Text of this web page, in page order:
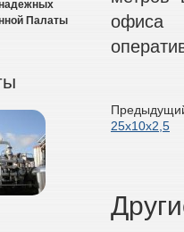
надежных
Палаты
офиса
25х10х2,5